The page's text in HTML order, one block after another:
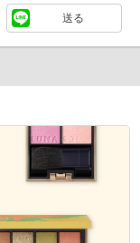
送る